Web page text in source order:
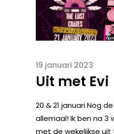
19 januari 2023
Uit met Evi
20 & 21 januari Nog
allemaal! Ik ben na 3
met de wekelijkse uit